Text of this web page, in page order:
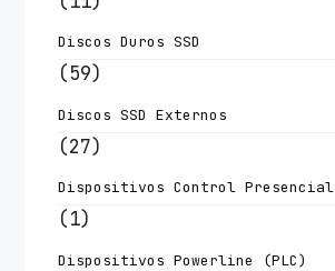
Discos Duros SSD
(59)
Discos SSD Externos
(27)
Dispositivos Control Presencial
(1)
Dispositivos Powerline (PLC)